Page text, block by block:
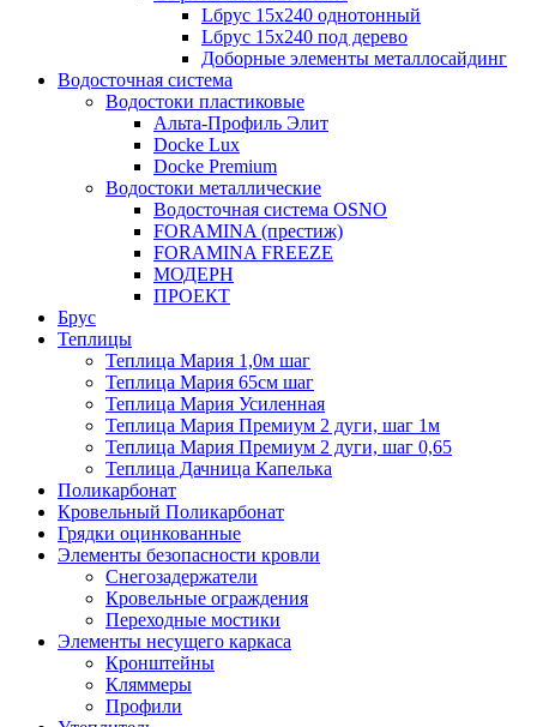
Lбрус 15x240 однотонный
Lбрус 15x240 под дерево
Доборные элементы металлосайдинг
Водосточная система
Водостоки пластиковые
Альта-Профиль Элит
Docke Lux
Docke Premium
Водостоки металлические
Водосточная система OSNO
FORAMINA (престиж)
FORAMINA FREEZE
МОДЕРН
ПРОЕКТ
Брус
Теплицы
Теплица Мария 1,0м шаг
Теплица Мария 65см шаг
Теплица Мария Усиленная
Теплица Мария Премиум 2 дуги, шаг 1м
Теплица Мария Премиум 2 дуги, шаг 0,65
Теплица Дачница Капелька
Поликарбонат
Кровельный Поликарбонат
Грядки оцинкованные
Элементы безопасности кровли
Снегозадержатели
Кровельные ограждения
Переходные мостики
Элементы несущего каркаса
Кронштейны
Кляммеры
Профили